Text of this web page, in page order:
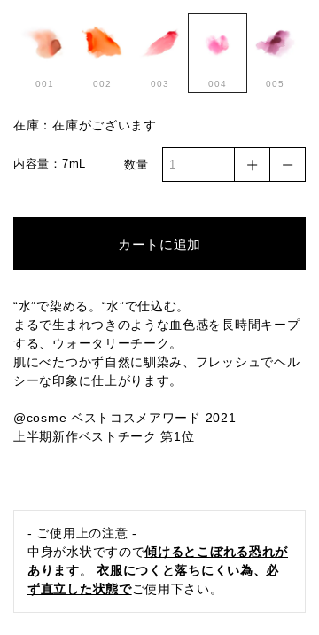
001 002 003 004 005
在庫：在庫がございます
内容量：7mL 数量
カートに追加
“水”で染める。“水”で仕込む。
まるで生まれつきのような血色感を長時間キープ
する、ウォータリーチーク。
肌にべたつかず自然に馴染み、フレッシュでヘル
シーな印象に仕上がります。
@cosme ベストコスメアワード 2021
上半期新作ベストチーク 第1位
- ご使用上の注意 -
中身が水状ですので傾けるとこぼれる恐れが
あります。衣服につくと落ちにくい為、必
ず直立した状態でご使用下さい。